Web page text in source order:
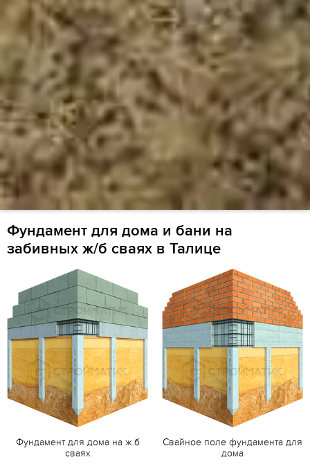
Фундамент для дома и бани на
забивных ж/б сваях в Талице
Фундамент для дома на ж.б
сваях
Свайное поле фундамента для
дома